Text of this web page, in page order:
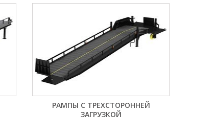
РАМПЫ С ТРЕХСТОРОННЕЙ
ЗАГРУЗКОЙ